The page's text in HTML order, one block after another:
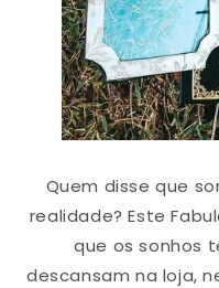
Quem disse que
realidade?Este
que os sonhos
descansam na loja,